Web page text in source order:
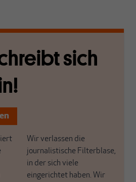
sich
Wir verlassen die
journalistische Filterblase,
in der sich viele
eingerichtet haben. Wir